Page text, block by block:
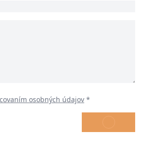
osobných údajov *